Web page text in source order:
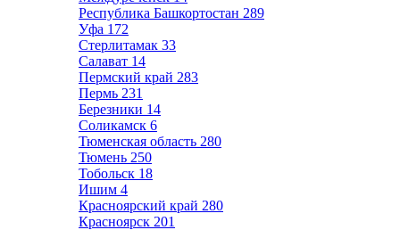
Республика Башкортостан 289
Уфа 172
Стерлитамак 33
Салават 14
Пермский край 283
Пермь 231
Березники 14
Соликамск 6
Тюменская область 280
Тюмень 250
Тобольск 18
Ишим 4
Красноярский край 280
Красноярск 201